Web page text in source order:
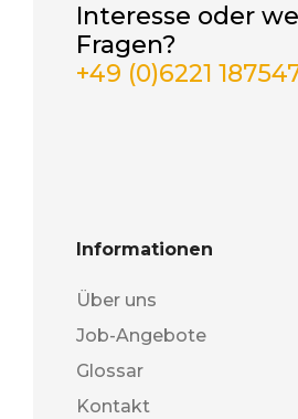
Interesse oder
Fragen?
+49 (0)6221
Informationen
Über uns
Job-Angebote
Glossar
Kontakt